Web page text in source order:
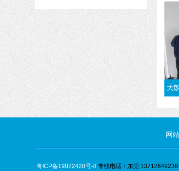
大朗
网
粤ICP备19022420号-8 专线电话：东莞